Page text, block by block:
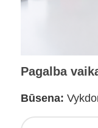
Pagalba
Būsena: